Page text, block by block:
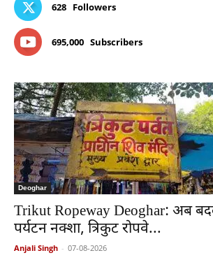
628 Followers
695,000 Subscribers
Deoghar
Trikut Ropeway Deoghar: अब
पर्यटन नक्शा, त्रिकुट रोपवे...
Anjali Singh - 07-08-2026